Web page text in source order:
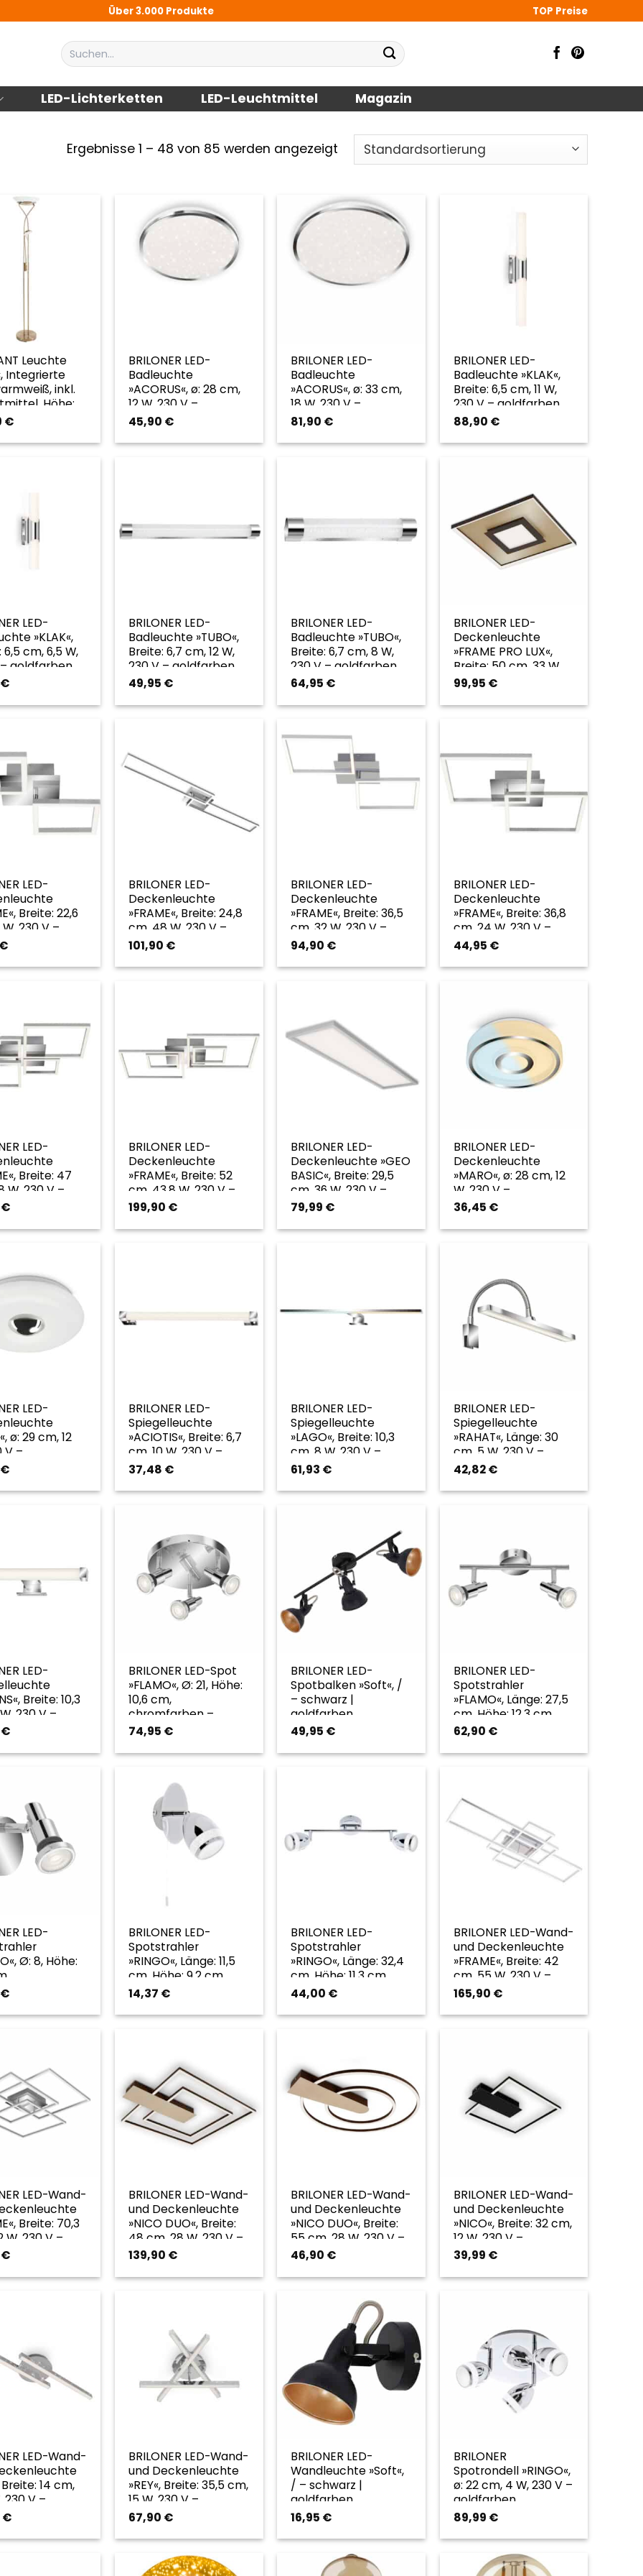
Über 3.000 Produkte TOP Preise
Suchen
nach:
LED-Lichterketten LED-Leuchtmittel Magazin
Ergebnisse 1 – 48 von 85 werden angezeigt
Leuchte
Integrierte
inkl.
Höhe:
– goldfarben
€
BRILONER LED-
Badleuchte
»ACORUS«, ø: 28 cm,
12 W, 230 V –
goldfarben
45,90 €
BRILONER LED-
Badleuchte
»ACORUS«, ø: 33 cm,
18 W, 230 V –
goldfarben
81,90 €
BRILONER LED-
Badleuchte »KLAK«,
Breite: 6,5 cm, 11 W,
230 V – goldfarben
88,90 €
LED-
»KLAK«,
6,5 cm, 6,5 W,
goldfarben
€
BRILONER LED-
Badleuchte »TUBO«,
Breite: 6,7 cm, 12 W,
230 V – goldfarben
49,95 €
BRILONER LED-
Badleuchte »TUBO«,
Breite: 6,7 cm, 8 W,
230 V – goldfarben
64,95 €
BRILONER LED-
Deckenleuchte
»FRAME PRO LUX«,
Breite: 50 cm, 33 W,
230 V – goldfarben
99,95 €
LED-
Breite: 22,6
230 V –
€
BRILONER LED-
Deckenleuchte
»FRAME«, Breite: 24,8
cm, 48 W, 230 V –
goldfarben
101,90 €
BRILONER LED-
Deckenleuchte
»FRAME«, Breite: 36,5
cm, 32 W, 230 V –
goldfarben
94,90 €
BRILONER LED-
Deckenleuchte
»FRAME«, Breite: 36,8
cm, 24 W, 230 V –
goldfarben
44,95 €
LED-
Breite: 47
W, 230 V –
€
BRILONER LED-
Deckenleuchte
»FRAME«, Breite: 52
cm, 43,8 W, 230 V –
goldfarben
199,90 €
BRILONER LED-
Deckenleuchte »GEO
BASIC«, Breite: 29,5
cm, 36 W, 230 V –
goldfarben
79,99 €
BRILONER LED-
Deckenleuchte
»MARO«, ø: 28 cm, 12
W, 230 V –
goldfarben
36,45 €
LED-
ø: 29 cm, 12
V –
€
BRILONER LED-
Spiegelleuchte
»ACIOTIS«, Breite: 6,7
cm, 10 W, 230 V –
goldfarben
37,48 €
BRILONER LED-
Spiegelleuchte
»LAGO«, Breite: 10,3
cm, 8 W, 230 V –
goldfarben
61,93 €
BRILONER LED-
Spiegelleuchte
»RAHAT«, Länge: 30
cm, 5 W, 230 V –
goldfarben
42,82€
LED-
Breite: 10,3
230 V –
€
BRILONER LED-Spot
»FLAMO«, Ø: 21, Höhe:
10,6 cm,
chromfarben –
goldfarben
74,95 €
BRILONER LED-
Spotbalken »Soft«, /
– schwarz |
goldfarben
49,95 €
BRILONER LED-
Spotstrahler
»FLAMO«, Länge: 27,5
cm, Höhe: 12,3 cm,
chromfarben –
62,90 €
LED-
Ø: 8, Höhe:
–
€
BRILONER LED-
Spotstrahler
»RINGO«, Länge: 11,5
cm, Höhe: 9,2 cm,
chromfarben –
goldfarben
14,37 €
BRILONER LED-
Spotstrahler
»RINGO«, Länge: 32,4
cm, Höhe: 11,3 cm,
chromfarben –
goldfarben
44,00 €
BRILONER LED-Wand-
und Deckenleuchte
»FRAME«, Breite: 42
cm, 55 W, 230 V –
goldfarben
165,90 €
LED-Wand-
Breite: 70,3
W, 230 V –
€
BRILONER LED-Wand-
und Deckenleuchte
»NICO DUO«, Breite:
48 cm, 28 W, 230 V –
goldfarben
139,90 €
BRILONER LED-Wand-
und Deckenleuchte
»NICO DUO«, Breite:
55 cm, 28 W, 230 V –
goldfarben
46,90 €
BRILONER LED-Wand-
und Deckenleuchte
»NICO«, Breite: 32 cm,
12 W, 230 V –
goldfarben
39,99 €
LED-Wand-
Breite: 14 cm,
230 V –
€
BRILONER LED-Wand-
und Deckenleuchte
»REY«, Breite: 35,5 cm,
15 W, 230 V –
goldfarben
67,90 €
BRILONER LED-
Wandleuchte »Soft«,
/ – schwarz |
goldfarben
16,95 €
BRILONER
Spotrondell »RINGO«,
ø: 22 cm, 4 W, 230 V –
goldfarben
89,99 €